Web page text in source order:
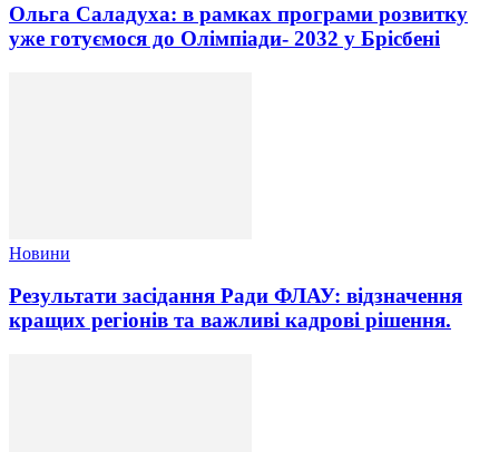
Ольга Саладуха: в рамках програми розвитку
уже готуємося до Олімпіади- 2032 у Брісбені
Новини
Результати засідання Ради ФЛАУ: відзначення
кращих регіонів та важливі кадрові рішення.